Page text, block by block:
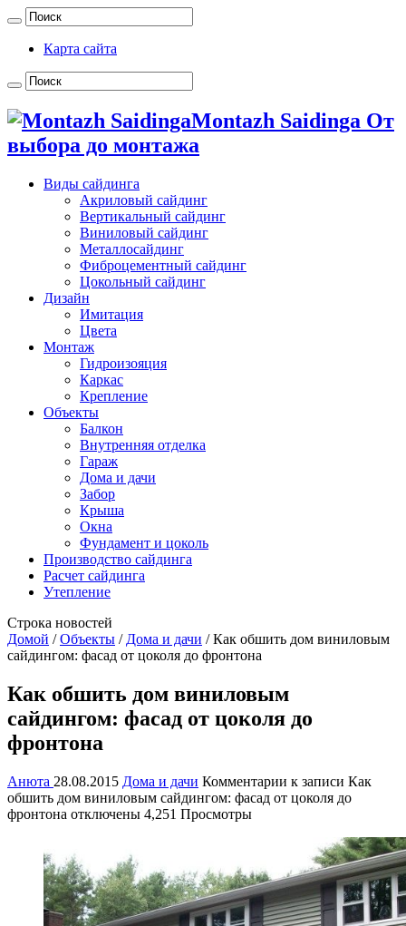
Карта сайта
Montazh Saidinga От
выбора до монтажа
Виды сайдинга
Акриловый сайдинг
Вертикальный сайдинг
Виниловый сайдинг
Металлосайдинг
Фиброцементный сайдинг
Цокольный сайдинг
Дизайн
Имитация
Цвета
Монтаж
Гидроизояция
Каркас
Крепление
Объекты
Балкон
Внутренняя отделка
Гараж
Дома и дачи
Забор
Крыша
Окна
Фундамент и цоколь
Производство сайдинга
Расчет сайдинга
Утепление
Строка новостей
Домой / Объекты / Дома и дачи / Как обшить дом виниловым
сайдингом: фасад от цоколя до фронтона
Как обшить дом виниловым
сайдингом: фасад от цоколя до
фронтона
Анюта 28.08.2015 Дома и дачи Комментарии к записи Как
обшить дом виниловым сайдингом: фасад от цоколя до
фронтона отключены 4,251 Просмотры